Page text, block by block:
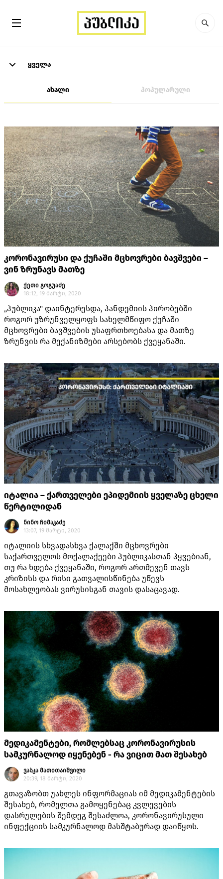
ყველა
ახალი პოპულარული
კორონავირუსი და ქუჩაში მცხოვრები ბავშვები –
ვინ ზრუნავს მათზე
ქეთი გოგუაძე
18:12, 19 მარტი, 2020
„პუბლიკა" დაინტერესდა, პანდემიის პირობებში
როგორ უზრუნველყოფს სახელმწიფო ქუჩაში
მცხოვრები ბავშვების უსაფრთხოებასა და მათზე
ზრუნვის რა მექანიზმები არსებობს ქვეყანაში.
იტალია – ქართველები ეპიდემიის ყველაზე ცხელი
წერტილიდან
ნინო ჩიმაკაძე
13:07, 19 მარტი, 2020
იტალიის სხვადასხვა ქალაქში მცხოვრები
საქართველოს მოქალაქეები პუბლიკასთან ჰყვებიან,
თუ რა ხდება ქვეყანაში, როგორ ართმევენ თავს
კრიზისს და რისი გათვალისწინება უწევს
მოსახლეობას ვირუსისგან თავის დასაცავად.
მედიკამენტები, რომლებსაც კორონავირუსის
სამკურნალოდ იყენებენ - რა ვიცით მათ შესახებ
ვასკა მათითაიშვილი
20:39, 18 მარტი, 2020
გთავაზობთ უახლეს ინფორმაციას იმ მედიკამენტების
შესახებ, რომელთა გამოყენებაც კვლევების
დასრულების შემდეგ შესაძლოა, კორონავირუსული
ინფექციის სამკურნალოდ მასშტაბურად დაიწყოს.